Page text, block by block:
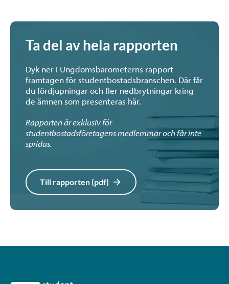
Ta del av hela rapporten
Dyk ner i Ungdomsbarometerns rapport
framtagen för studentbostadsbranschen. Där får
du fördjupningar och fler nedbrytningar kring
de ämnen som presenteras här.
Rapporten är exklusiv för
studentbostadsföretagens medlemmar och får inte
spridas.
Till rapporten (pdf)